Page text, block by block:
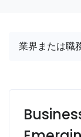
業界または職